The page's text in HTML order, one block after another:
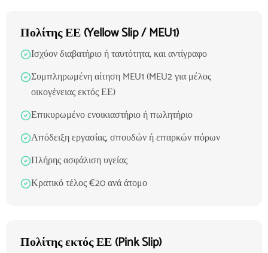
Πολίτης ΕΕ (Yellow Slip / MEU1)
Ισχύον διαβατήριο ή ταυτότητα, και αντίγραφο
Συμπληρωμένη αίτηση MEU1 (MEU2 για μέλος
οικογένειας εκτός ΕΕ)
Επικυρωμένο ενοικιαστήριο ή πωλητήριο
Απόδειξη εργασίας, σπουδών ή επαρκών πόρων
Πλήρης ασφάλιση υγείας
Κρατικό τέλος €20 ανά άτομο
Πολίτης εκτός ΕΕ (Pink Slip)